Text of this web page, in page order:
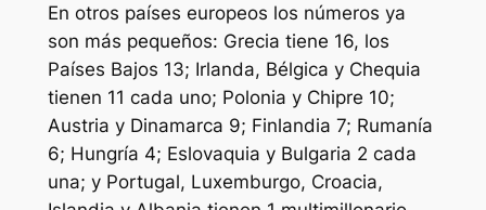
En otros países europeos los números ya
son más pequeños: Grecia tiene 16, los
Países Bajos 13; Irlanda, Bélgica y Chequia
tienen 11 cada uno; Polonia y Chipre 10;
Austria y Dinamarca 9; Finlandia 7; Rumanía
6; Hungría 4; Eslovaquia y Bulgaria 2 cada
una; y Portugal, Luxemburgo, Croacia,